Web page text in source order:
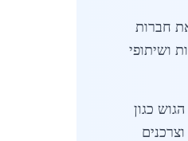
חברות
ושיתופי
כגון